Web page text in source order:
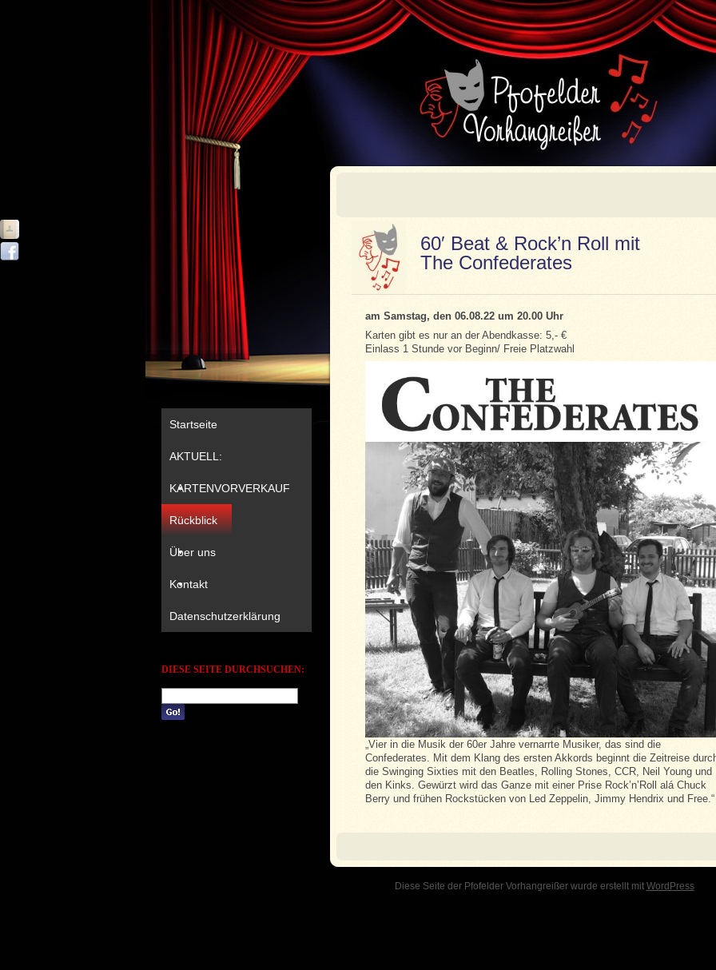
Startseite
AKTUELL:
KARTENVORVERKAUF
Rückblick
Über uns
Kontakt
Datenschutzerklärung
DIESE SEITE DURCHSUCHEN:
60′ Beat & Rock’n Roll mit
The Confederates
am Samstag, den 06.08.22 um 20.00 Uhr
Karten gibt es nur an der Abendkasse: 5,- €
Einlass 1 Stunde vor Beginn/ Freie Platzwahl
„Vier in die Musik der 60er Jahre vernarrte Musiker, das sind die
Confederates. Mit dem Klang des ersten Akkords beginnt die Zeitreise
die Swinging Sixties mit den Beatles, Rolling Stones, CCR, Neil Young und
den Kinks. Gewürzt wird das Ganze mit einer Prise Rock’n’Roll alá Chuck
Berry und frühen Rockstücken von Led Zeppelin, Jimmy Hendrix und Free.“
Diese Seite der Pfofelder Vorhangreißer wurde erstellt mit WordPress